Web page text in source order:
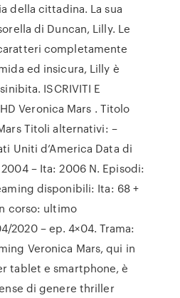
della cittadina. La sua
di Duncan, Lilly. Le
completamente
ed insicura, Lilly è
ISCRIVITI E
Veronica Mars . Titolo
Titoli alternativi: –
Uniti d’America Data di
– Ita: 2006 N. Episodi:
disponibili: Ita: 68 +
corso: ultimo
2020 – ep. 4×04. Trama:
Veronica Mars, qui in
tablet e smartphone, è
di genere thriller